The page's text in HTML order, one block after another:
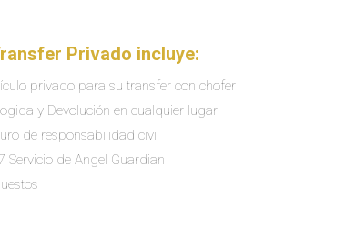
Privado incluye:
privado para su transfer con chofer
y Devolución en cualquier lugar
de responsabilidad civil
Servicio de Angel Guardian